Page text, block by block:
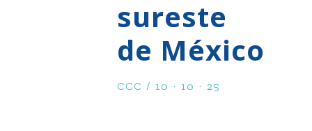
sureste
de México
CCC / 10 · 10 · 25